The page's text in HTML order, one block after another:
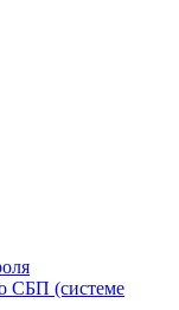
СБП (системе